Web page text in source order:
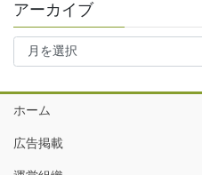
アーカイブ
ア
イ
ブ
ホーム
広告掲載